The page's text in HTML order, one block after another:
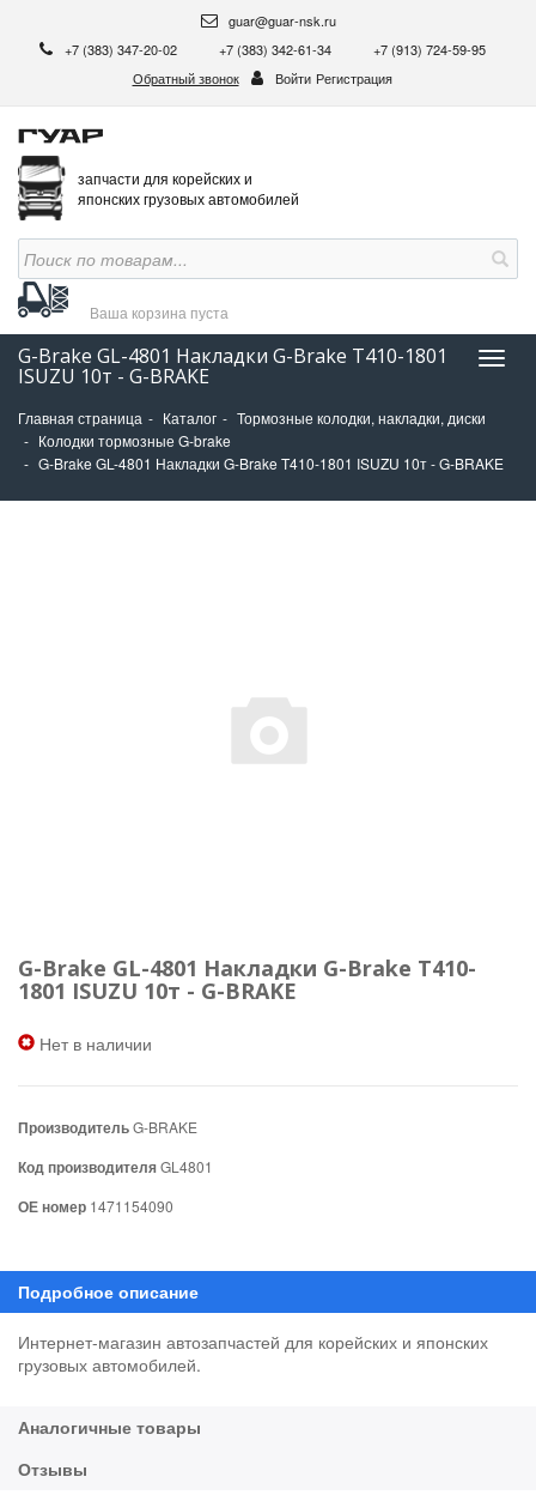
guar@guar-nsk.ru
+7 (383) 347-20-02
+7 (383) 342-61-34
+7 (913) 724-59-95
Обратный звонок
Войти Регистрация
запчасти для корейских и
японских грузовых автомобилей
Ваша корзина пуста
G-Brake GL-4801 Накладки G-Brake T410-1801
ISUZU 10т - G-BRAKE
Главная страница Каталог
Тормозные колодки, накладки, диски
Колодки тормозные G-brake
G-Brake GL-4801 Накладки G-Brake T410-1801 ISUZU 10т - G-BRAKE
G-Brake GL-4801 Накладки G-Brake T410-
1801 ISUZU 10т - G-BRAKE
Нет в наличии
ПроизводительG-BRAKE
Код производителяGL4801
ОЕ номер 1471154090
Интернет-магазин автозапчастей для корейских и японских
грузовых автомобилей.